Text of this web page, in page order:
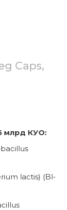
Caps,
млрд КУО:
lactis) (Bl-